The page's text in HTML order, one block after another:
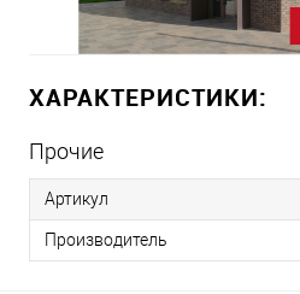
ХАРАКТЕРИСТИКИ:
Прочие
Артикул
Производитель